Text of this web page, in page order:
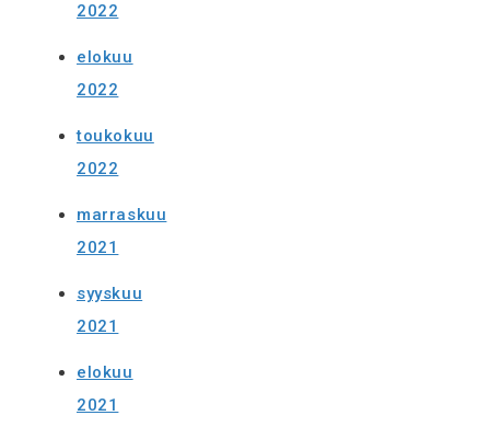
2022
elokuu
2022
toukokuu
2022
marraskuu
2021
syyskuu
2021
elokuu
2021